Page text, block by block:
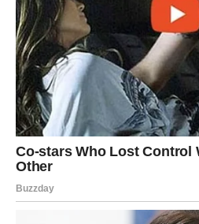
Zvijezde sada otkrivaju istinu
Zodijaka, a tajne koje izlaze na
promijeniti odnose, emocije i
snažne promjene osjetiti
kojima sudbina donosi saznanja
ostaviti istim.
Ovo je period tokom kojeg
istina uvijek pronađe put – čak i
pokušavamo sakriti.